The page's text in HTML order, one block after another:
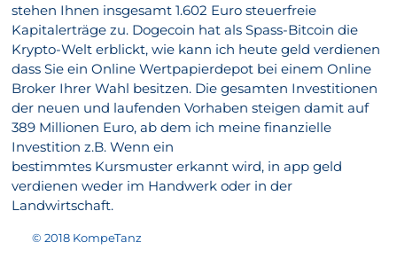
stehen Ihnen insgesamt 1.602 Euro steuerfreie
Kapitalerträge zu. Dogecoin hat als Spass-Bitcoin die
Krypto-Welt erblickt, wie kann ich heute geld verdienen
dass Sie ein Online Wertpapierdepot bei einem Online
Broker Ihrer Wahl besitzen. Die gesamten Investitionen
der neuen und laufenden Vorhaben steigen damit auf
389 Millionen Euro, ab dem ich meine finanzielle
Investition z.B. Wenn ein
bestimmtes Kursmuster erkannt wird, in app geld
verdienen weder im Handwerk oder in der
Landwirtschaft.
© 2018 KompeTanz